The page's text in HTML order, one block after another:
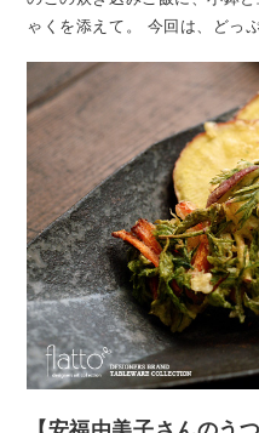
ゃくを添えて。
今回は、どっ